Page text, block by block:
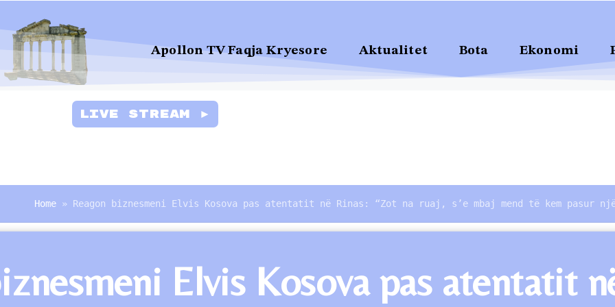
Apollon TV Faqja Kryesore Aktualitet Bota Ekonomi
Live Stream ►
Home » Reagon biznesmeni Elvis Kosova pas atentatit në Rinas: “Zot na ruaj, s’e mbaj mend të kem pasur
Elvis Kosova pas atentatit